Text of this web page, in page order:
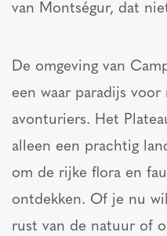
van Montségur, dat
De omgeving van
een waar paradijs
avonturiers. Het
alleen een prachtig
om de rijke flora en
ontdekken. Of je nu
rust van de natuur of